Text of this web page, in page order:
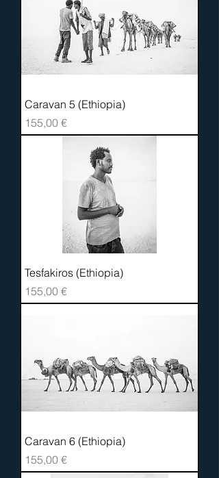
Caravan 5 (Ethiopia)
Prix
155,00 €
Tesfakiros (Ethiopia)
Prix
155,00 €
Caravan 6 (Ethiopia)
Prix
155,00 €